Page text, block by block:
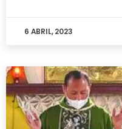
6 ABRIL, 2023